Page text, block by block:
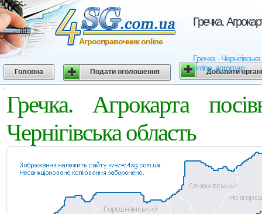
Гречка.
Гречка -
online, agromap
Агросправочник online
Головна Подати оголошення Добавити
Гречка. Агрокарта
Чернігівська область